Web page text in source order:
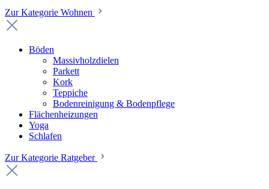
Zur Kategorie Wohnen
Böden
Massivholzdielen
Parkett
Kork
Teppiche
Bodenreinigung & Bodenpflege
Flächenheizungen
Yoga
Schlafen
Zur Kategorie Ratgeber